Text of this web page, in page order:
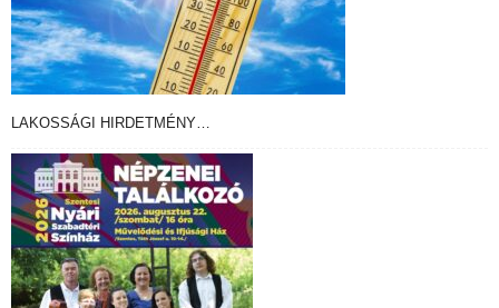
LAKOSSÁGI HIRDETMÉNY…